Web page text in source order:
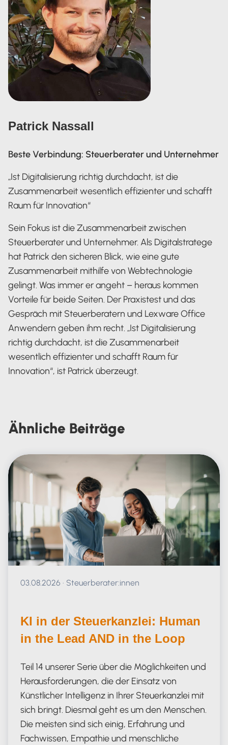
Patrick Nassall
Beste Verbindung: Steuerberater und Unternehmer
„Ist Digitalisierung richtig durchdacht, ist die
Zusammenarbeit wesentlich effizienter und schafft
Raum für Innovation“
Sein Fokus ist die Zusammenarbeit zwischen
Steuerberater und Unternehmer. Als Digitalstratege
hat Patrick den sicheren Blick, wie eine gute
Zusammenarbeit mithilfe von Webtechnologie
gelingt. Was immer er angeht – heraus kommen
Vorteile für beide Seiten. Der Praxistest und das
Gespräch mit Steuerberatern und Lexware Office
Anwendern geben ihm recht. „Ist Digitalisierung
richtig durchdacht, ist die Zusammenarbeit
wesentlich effizienter und schafft Raum für
Innovation“, ist Patrick überzeugt.
Ähnliche Beiträge
Veröffentlicht am 03.08.2026
03.08.2026 · Steuerberater:innen
KI in der Steuerkanzlei: Human
in the Lead AND in the Loop
Teil 14 unserer Serie über die Möglichkeiten und
Herausforderungen, die der Einsatz von
Künstlicher Intelligenz in Ihrer Steuerkanzlei mit
sich bringt. Diesmal geht es um den Menschen.
Die meisten sind sich einig, Erfahrung und
Fachwissen, Empathie und menschliche